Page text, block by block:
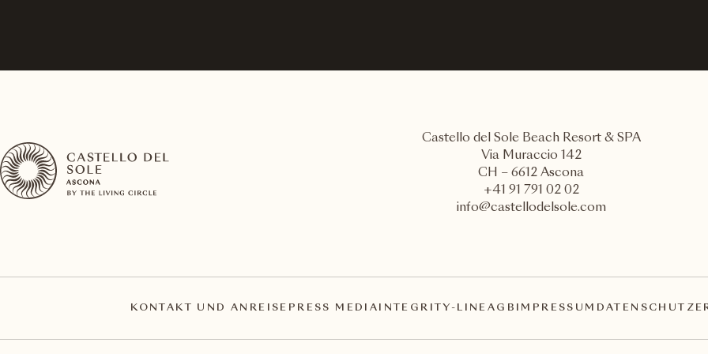
Castello del Sole Beach Resort & SPA
Via Muraccio 142
CH – 6612 Ascona
+41 91 791 02 02
info@castellodelsole.com
KONTAKT UND ANREISE PRESS MEDIA INTEGRITY-LINE AGB IMPRESSUM